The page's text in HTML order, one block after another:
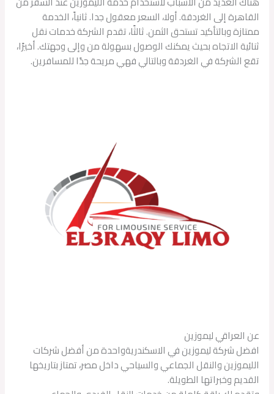
القاهرة إلى الغردقة. أولا، السعر معقول جدا. ثانياً، الخدمة
ممتازة وبالتأكيد تستحق الثمن. ثالثًا، تقدم الشركة خدمات نقل
ثنائية الاتجاه بحيث يمكنك الوصول بسهولة من وإلى وجهتك. أخيرًا،
تقع الشركة في الغردقة وبالتالي فهي مريحة جدًا للمسافرين.
عن العراقي ليموزين
افضل شركة ليموزين في الاسكندريةواحدة من أفضل شركات
الليموزين والنقل الجماعي والسياحي داخل مصر، تمتاز بتاريخها
القديم وخبراتها الطويلة.